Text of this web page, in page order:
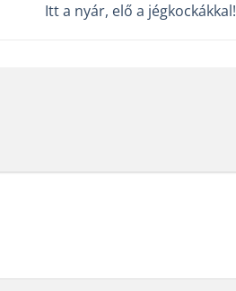
Itt a nyár, elő a jégkockákkal!